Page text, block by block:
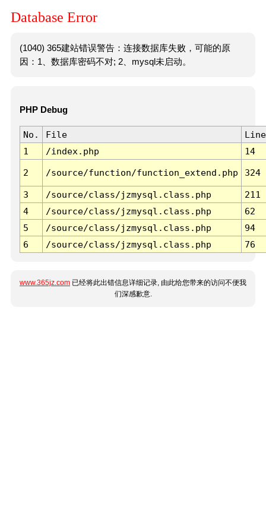
Database Error
(1040) 365建站错误警告：连接数据库失败，可能的原
因：1、数据库密码不对; 2、mysql未启动。
PHP Debug
No. File
Line
1
/index.php 14
2 /source/function/function_extend.php 324
3 /source/class/jzmysql.class.php
211
4
/source/class/jzmysql.class.php
62
5
/source/class/jzmysql.class.php
94
6
/source/class/jzmysql.class.php 76
www.365jz.com 已经将此出错信息详细记录, 由此给您带来的访问不便我
们深感歉意.